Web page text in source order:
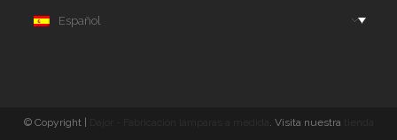
Español
© Copyright | . Visita nuestra